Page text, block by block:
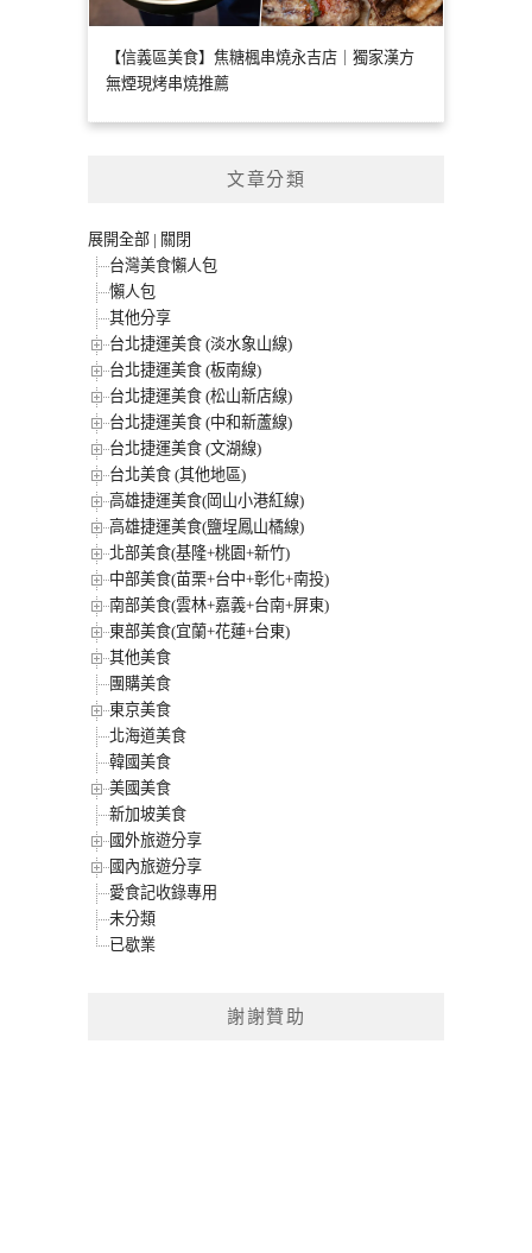
【信義區美食】焦糖楓串燒永吉店｜獨家漢方
無煙現烤串燒推薦
文章分類
展開全部 | 關閉
台灣美食懶人包
懶人包
其他分享
台北捷運美食 (淡水象山線)
台北捷運美食 (板南線)
台北捷運美食 (松山新店線)
台北捷運美食 (中和新蘆線)
台北捷運美食 (文湖線)
台北美食 (其他地區)
高雄捷運美食(岡山小港紅線)
高雄捷運美食(鹽埕鳳山橘線)
北部美食(基隆+桃園+新竹)
中部美食(苗栗+台中+彰化+南投)
南部美食(雲林+嘉義+台南+屏東)
東部美食(宜蘭+花蓮+台東)
其他美食
團購美食
東京美食
北海道美食
韓國美食
美國美食
新加坡美食
國外旅遊分享
國內旅遊分享
愛食記收錄專用
未分類
已歇業
謝謝贊助